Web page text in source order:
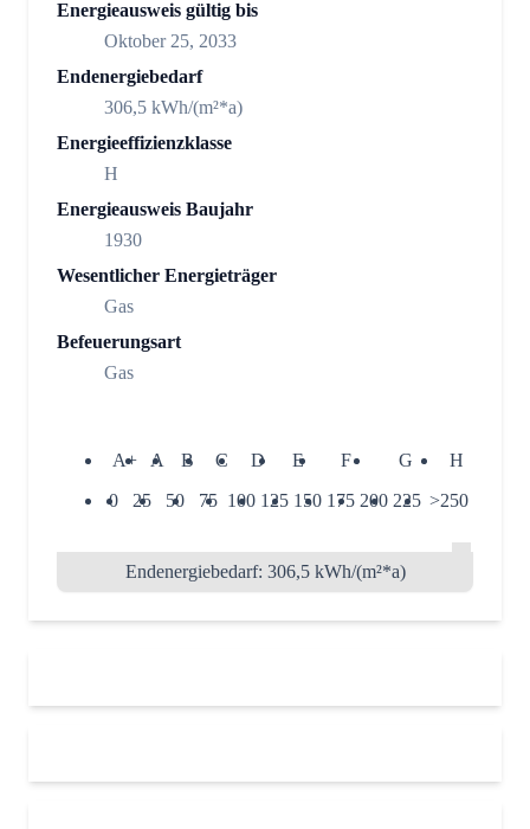
Energieausweis gültig bis
Oktober 25, 2033
Endenergiebedarf
306,5 kWh/(m²*a)
Energieeffizienzklasse
H
Energieausweis Baujahr
1930
Wesentlicher Energieträger
Gas
Befeuerungsart
Gas
A+ A B C D E F G
H
0
25 50 75 100 125 150 175 200 225 >250
Endenergiebedarf: 306,5 kWh/(m²*a)